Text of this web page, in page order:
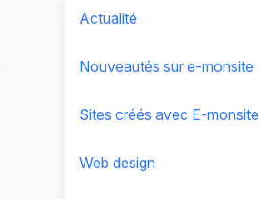
Actualité
Nouveautés sur e-monsite
Sites créés avec E-monsite
Web design